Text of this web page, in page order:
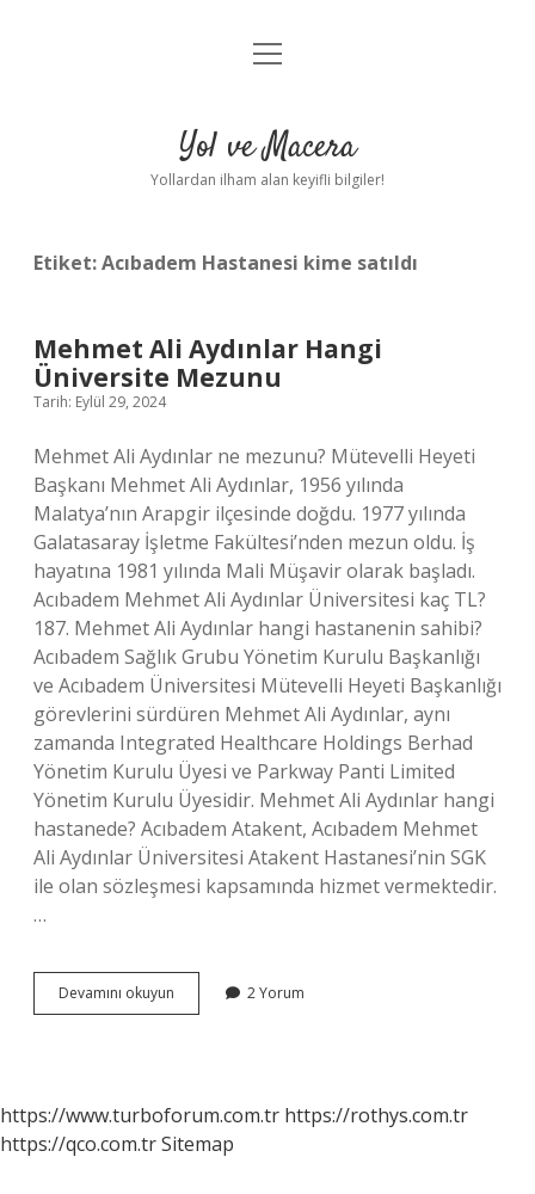
Anasayfa
Yasal Uyarı
menüyü
Yol ve Macera
Yollardan ilham alan keyifli bilgiler!
Etiket:Acıbadem Hastanesi kime satıldı
Mehmet Ali Aydınlar Hangi
Üniversite Mezunu
Tarih: Eylül 29, 2024
Mehmet Ali Aydınlar ne mezunu? Mütevelli Heyeti
Başkanı Mehmet Ali Aydınlar, 1956 yılında
Malatya’nın Arapgir ilçesinde doğdu. 1977 yılında
Galatasaray İşletme Fakültesi’nden mezun oldu. İş
hayatına 1981 yılında Mali Müşavir olarak başladı.
Acıbadem Mehmet Ali Aydınlar Üniversitesi kaç TL?
187. Mehmet Ali Aydınlar hangi hastanenin sahibi?
Acıbadem Sağlık Grubu Yönetim Kurulu Başkanlığı
ve Acıbadem Üniversitesi Mütevelli Heyeti Başkanlığı
görevlerini sürdüren Mehmet Ali Aydınlar, aynı
zamanda Integrated Healthcare Holdings Berhad
Yönetim Kurulu Üyesi ve Parkway Panti Limited
Yönetim Kurulu Üyesidir. Mehmet Ali Aydınlar hangi
hastanede? Acıbadem Atakent, Acıbadem Mehmet
Ali Aydınlar Üniversitesi Atakent Hastanesi’nin SGK
ile olan sözleşmesi kapsamında hizmet vermektedir.
…
Devamını okuyun Mehmet
Ali
2 Yorum
https://www.turboforum.com.tr https://rothys.com.tr
https://qco.com.trSitemap